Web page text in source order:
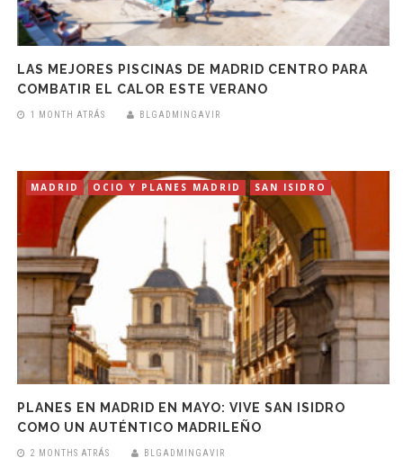
LAS MEJORES PISCINAS DE MADRID CENTRO PARA
COMBATIR EL CALOR ESTE VERANO
1 MONTH ATRÁS BLGADMINGAVIR
MADRID OCIO Y PLANES MADRID SAN ISIDRO
PLANES EN MADRID EN MAYO: VIVE SAN ISIDRO
COMO UN AUTÉNTICO MADRILEÑO
2 MONTHS ATRÁS BLGADMINGAVIR